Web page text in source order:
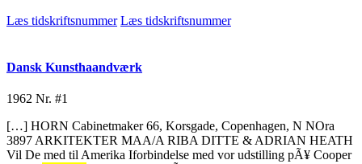
Læs tidskriftsnummer Læs tidskriftsnummer
Dansk Kunsthaandværk
1962 Nr. #1
[…] HORN Cabinetmaker 66, Korsgade, Copenhagen, N NOra
3897 ARKITEKTER MAA/A RIBA DITTE & ADRIAN HEATH
Vil De med til Amerika Iforbindelse med vor udstilling pÃ¥ Cooper